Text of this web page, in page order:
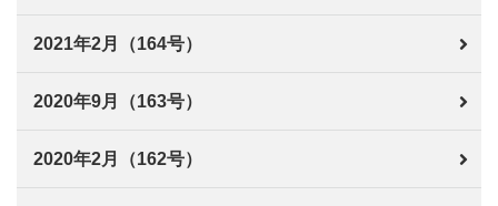
2021年2月（164号）
2020年9月（163号）
2020年2月（162号）